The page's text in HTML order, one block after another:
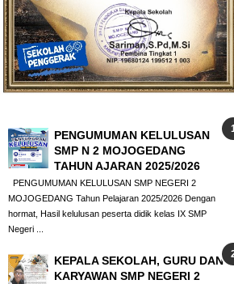
PENGUMUMAN KELULUSAN
SMP N 2 MOJOGEDANG
TAHUN AJARAN 2025/2026
PENGUMUMAN KELULUSAN SMP NEGERI 2
MOJOGEDANG Tahun Pelajaran 2025/2026 Dengan
hormat, Hasil kelulusan peserta didik kelas IX SMP
Negeri ...
KEPALA SEKOLAH, GURU DAN
KARYAWAN SMP NEGERI 2